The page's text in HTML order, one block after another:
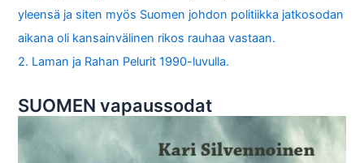
yleensä ja siten myös Suomen johdon politiikka jatkosodan
aikana oli kansainvälinen rikos rauhaa vastaan.
2. Laman ja Rahan Pelurit 1990-luvulla.
SUOMEN vapaussodat